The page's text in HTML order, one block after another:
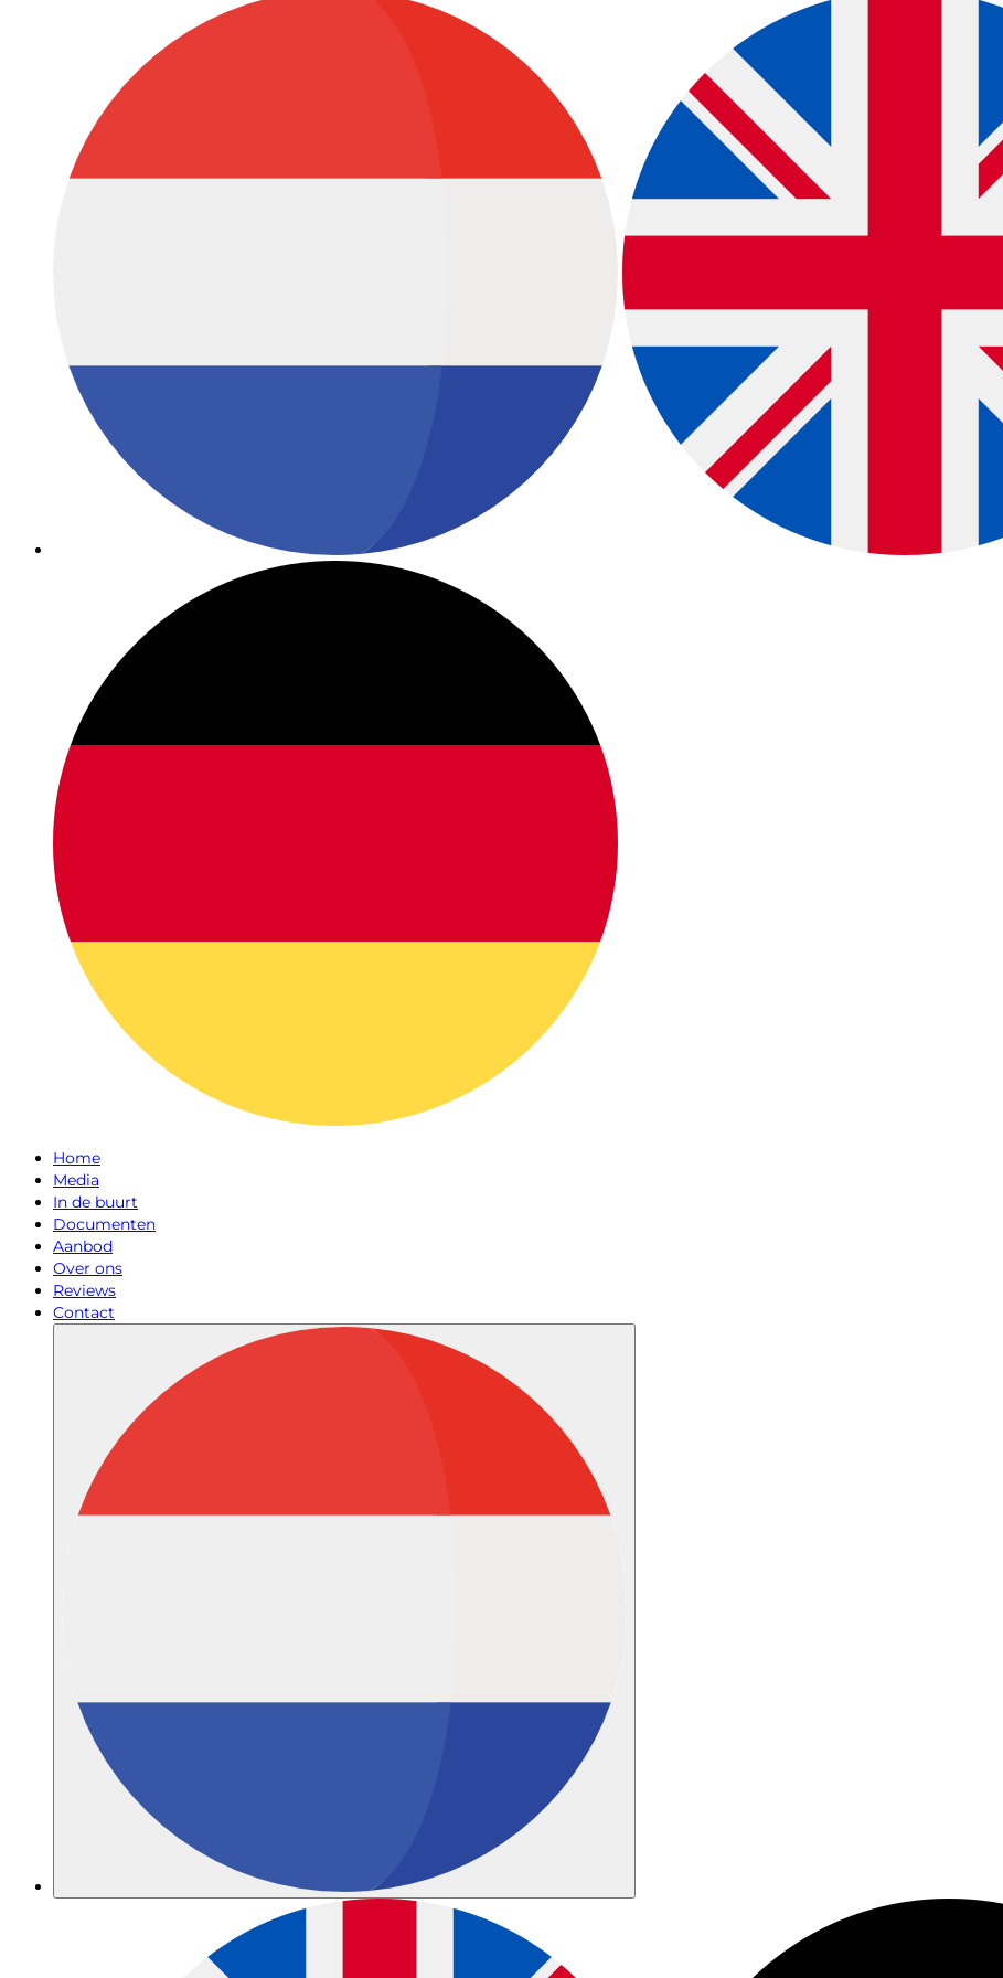
Home
Media
In de buurt
Documenten
Aanbod
Over ons
Reviews
Contact